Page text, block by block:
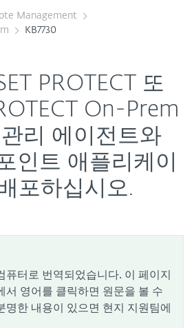
Management
KB7730
PROTECT 또
On-Prem
관리 에이전트와
인트 애플리케이
포하십시오.
퓨터로 번역되었습니다. 이 페이지
서 영어를 클릭하면 원문을 볼 수
명한 내용이 있으면 현지 지원팀에